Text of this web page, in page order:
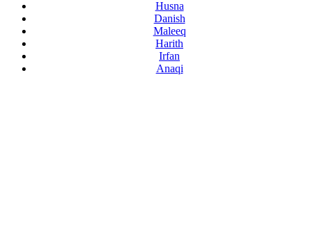
Husna
Danish
Maleeq
Harith
Irfan
Anaqi